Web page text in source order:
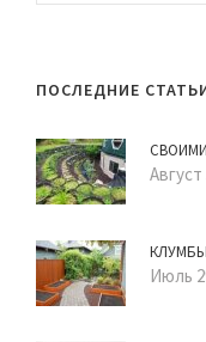
ПОСЛЕДНИЕ
Август
Июль